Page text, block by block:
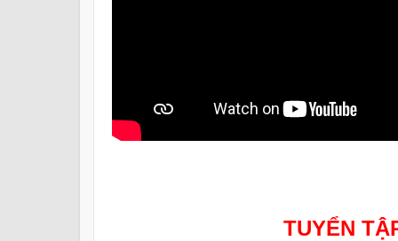
TUYỂN